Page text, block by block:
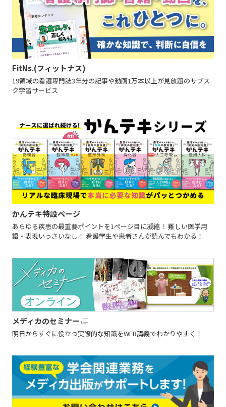
FitNs.(フィットナス)
19領域の看護専門誌3年分の記事や動画1万本以上が見放題のサブス
ク学習サービス
かんテキ特設ページ
あらゆる疾患の最重要ポイントを1ページ目に凝縮！ 難しい医学用
語・表現いっさいなし！ 看護学生や患者さんが読んでもわかる！
メディカのセミナー
明日からすぐに役立つ実際的な知識をWEB講義でわかりやすく！